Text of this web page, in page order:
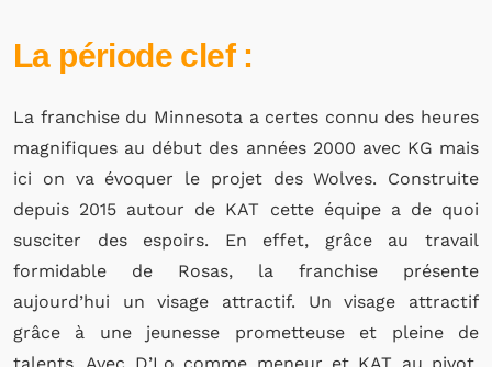
La période clef :
La franchise du Minnesota a certes connu des heures
magnifiques au début des années 2000 avec KG mais
ici on va évoquer le projet des Wolves. Construite
depuis 2015 autour de KAT cette équipe a de quoi
susciter des espoirs. En effet, grâce au travail
formidable de Rosas, la franchise présente
aujourd’hui un visage attractif. Un visage attractif
grâce à une jeunesse prometteuse et pleine de